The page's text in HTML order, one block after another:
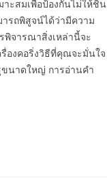
าะสมเพื่อป้องกันไม่ให้ชิ้น
ารถพิสูจน์ได้ว่ามีความ
พิจารณาสิ่งเหล่านี้จะ
องคอริ่งวิธีที่คุณจะมั่นใจ
ขนาดใหญ่ การอ่านคำ